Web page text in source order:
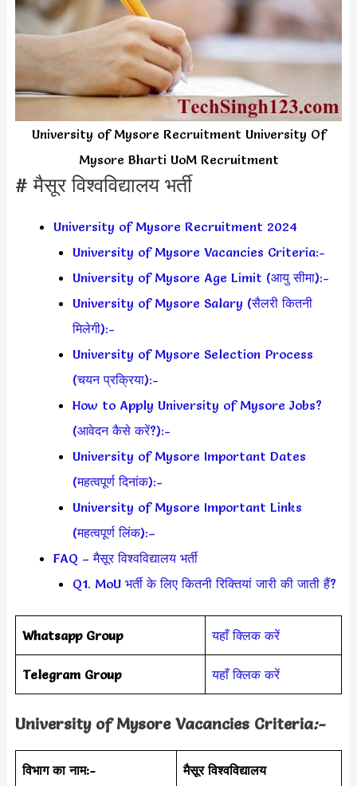
University of Mysore Recruitment University Of
Mysore Bharti UoM Recruitment
# मैसूर विश्वविद्यालय भर्ती
University of Mysore Recruitment 2024
University of Mysore Vacancies Criteria:-
University of Mysore Age Limit (आयु सीमा):-
University of Mysore Salary (सैलरी कितनी
मिलेगी):-
University of Mysore Selection Process
(चयन प्रक्रिया):-
How to Apply University of Mysore Jobs?
(आवेदन कैसे करें?):-
University of Mysore Important Dates
(महत्वपूर्ण दिनांक):-
University of Mysore Important Links
(महत्वपूर्ण लिंक):–
FAQ – मैसूर विश्वविद्यालय भर्ती
Q1. MoU भर्ती के लिए कितनी रिक्तियां जारी की जाती हैं?
Whatsapp Group यहाँ क्लिक करें
Telegram Group यहाँ क्लिक करें
University of Mysore Vacancies Criteria:-
विभाग का नाम:- मैसूर विश्वविद्यालय